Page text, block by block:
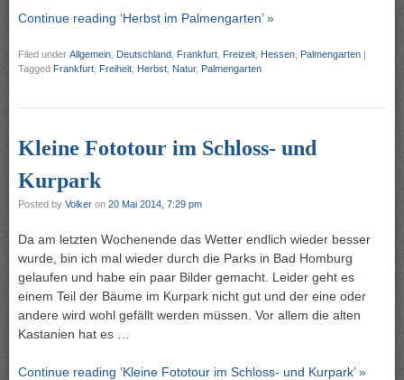
Continue reading ‘Herbst im Palmengarten’ »
Filed under Allgemein Deutschland Frankfurt Freizeit Hessen Palmengarten |
Tagged Frankfurt Freiheit Herbst Natur, Palmengarten
Kleine Fototour im Schloss- und
Kurpark
Posted by Volker on 20 Mai 2014, 7:29 pm
Da am letzten Wochenende das Wetter endlich wieder besser
wurde, bin ich mal wieder durch die Parks in Bad Homburg
gelaufen und habe ein paar Bilder gemacht. Leider geht es
einem Teil der Bäume im Kurpark nicht gut und der eine oder
andere wird wohl gefällt werden müssen. Vor allem die alten
Kastanien hat es …
Continue reading ‘Kleine Fototour im Schloss- und Kurpark’ »